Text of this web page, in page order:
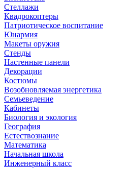
Стеллажи
Квадрокоптеры
Патриотическое воспитание
Юнармия
Макеты оружия
Стенды
Настенные панели
Декорации
Костюмы
Возобновляемая энергетика
Семьеведение
Кабинеты
Биология и экология
География
Естествознание
Математика
Начальная школа
Инженерный класс